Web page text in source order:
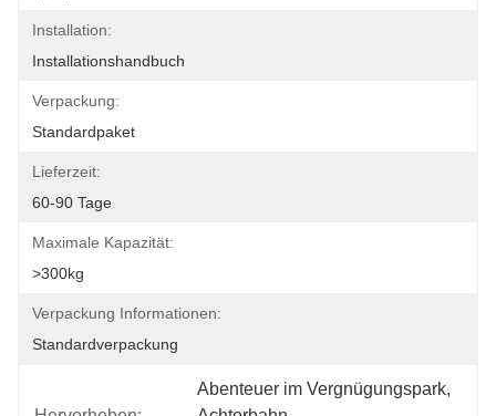
Installation:
Installationshandbuch
Verpackung:
Standardpaket
Lieferzeit:
60-90 Tage
Maximale Kapazität:
>300kg
Verpackung Informationen:
Standardverpackung
Abenteuer im Vergnügungspark,